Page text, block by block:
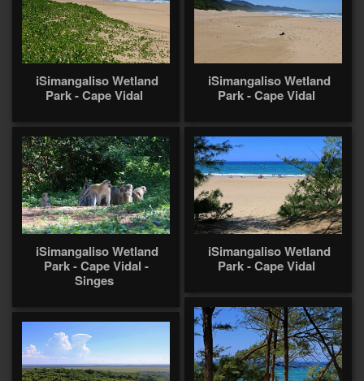
iSimangaliso Wetland
Park - Cape Vidal
iSimangaliso Wetland
Park - Cape Vidal
iSimangaliso Wetland
Park - Cape Vidal -
Singes
iSimangaliso Wetland
Park - Cape Vidal